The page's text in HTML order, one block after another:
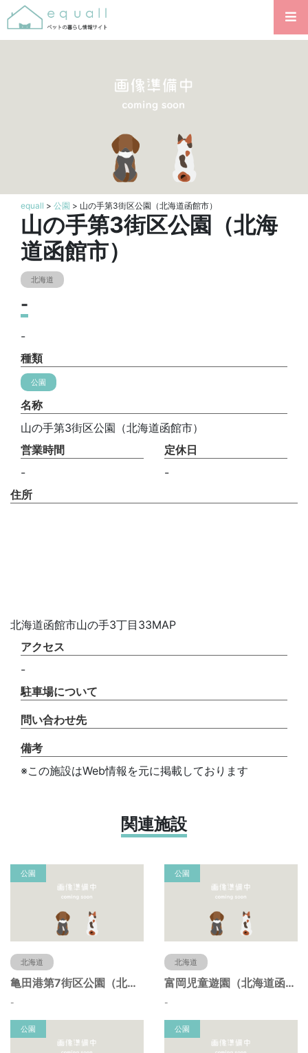
equall > 公園 > 山の手第3街区公園（北海道函館市）
山の手第3街区公園（北海
道函館市）
北海道
-
-
種類
公園
名称
山の手第3街区公園（北海道函館市）
営業時間
-
定休日
-
住所
北海道函館市山の手3丁目33MAP
アクセス
-
駐車場について
問い合わせ先
備考
※この施設はWeb情報を元に掲載しております
関連施設
公園
北海道
亀田港第7街区公園（北海道函館市）
-
公園
北海道
富岡児童遊園（北海道函館市）
-
公園 公園